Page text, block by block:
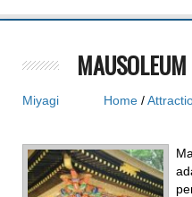
Miyagi Home /